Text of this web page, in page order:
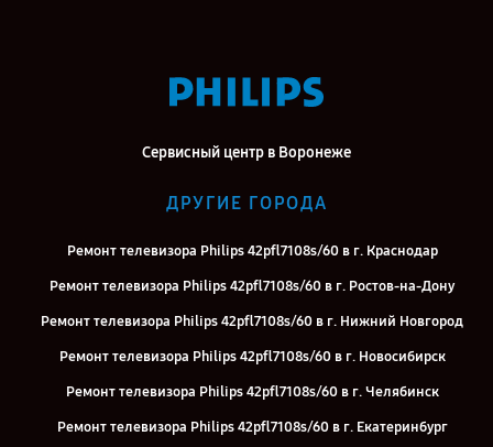
Сервисный центр в Воронеже
ДРУГИЕ ГОРОДА
Ремонт телевизора Philips 42pfl7108s/60 в г. Краснодар
Ремонт телевизора Philips 42pfl7108s/60 в г. Ростов-на-Дону
Ремонт телевизора Philips 42pfl7108s/60 в г. Нижний Новгород
Ремонт телевизора Philips 42pfl7108s/60 в г. Новосибирск
Ремонт телевизора Philips 42pfl7108s/60 в г. Челябинск
Ремонт телевизора Philips 42pfl7108s/60 в г. Екатеринбург